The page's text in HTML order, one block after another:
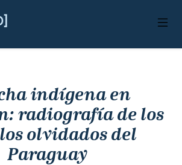
indígena en
radiografía de los
olvidados del
Paraguay